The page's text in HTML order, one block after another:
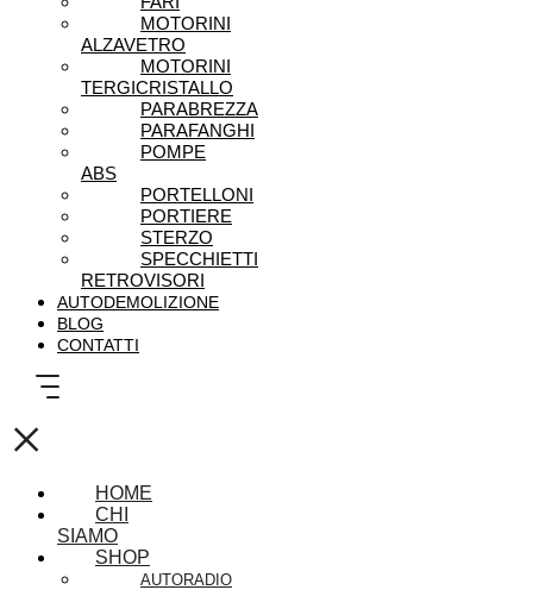
MOTORINI
ALZAVETRO
MOTORINI
TERGICRISTALLO
PARABREZZA
PARAFANGHI
POMPE
ABS
PORTELLONI
PORTIERE
STERZO
SPECCHIETTI
RETROVISORI
AUTODEMOLIZIONE
BLOG
CONTATTI
×
HOME
CHI
SIAMO
SHOP
AUTORADIO